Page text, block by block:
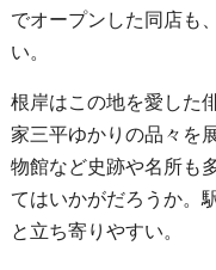
でオープンした同店も
い。
根岸はこの地を愛した
家三平ゆかりの品々を
物館など史跡や名所も
てはいかがだろうか。
と立ち寄りやすい。